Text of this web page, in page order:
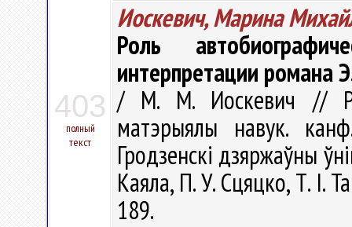
403
полный
текст
Иоскевич, Марина
Роль
интерпретации романа
/ М. М. Иоскевич //
матэрыялы навук.
Гродзенскi дзяржаўны
Каяла, П. У. Сцяцко, Т. І.
189.